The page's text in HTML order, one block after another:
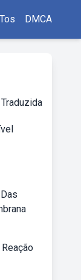
Tos DMCA